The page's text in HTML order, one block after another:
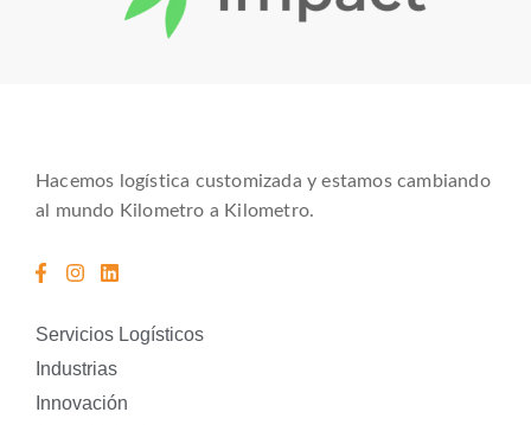
Hacemos logística customizada y estamos cambiando
al mundo Kilometro a Kilometro.
Servicios Logísticos
Industrias
Innovación